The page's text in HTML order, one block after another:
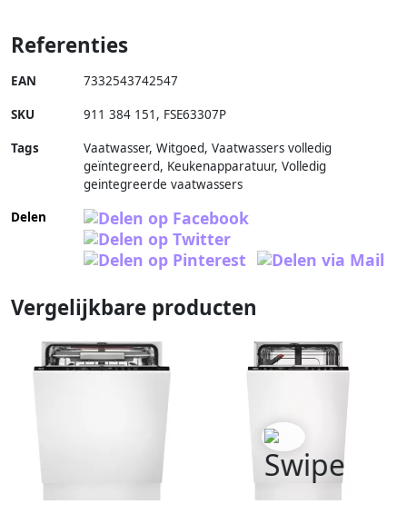
Referenties
EAN 7332543742547
SKU 911 384 151 , FSE63307P
Tags
Vaatwasser, Witgoed, Vaatwassers volledig
geïntegreerd, Keukenapparatuur, Volledig
geintegreerde vaatwassers
Delen
Vergelijkbare producten